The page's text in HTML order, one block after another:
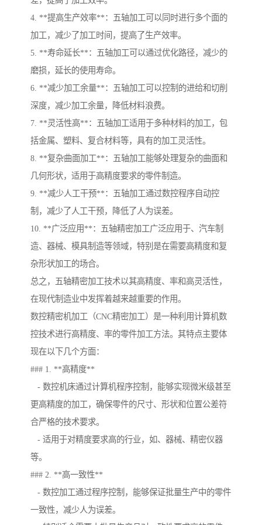
4. **提高生产效率**：五轴加工可以同时进行多个面的
加工，减少了加工时间，提高了生产效率。
5. **寿命延长**：五轴加工可以通过优化路径，减少的
磨损，延长的使用寿命。
6. **减少加工余量**：五轴加工可以控制的进给和切削
深度，减少加工余量，降低材料浪费。
7. **灵活性高**：五轴加工适用于多种材料的加工，包
括金属、塑料、复合材料等，具有的加工灵活性。
8. **复杂曲面加工**：五轴加工能够处理复杂的曲面和
几何形状，适用于高精度要求的零件制造。
9. **减少人工干预**：五轴加工通过数控程序自动控
制，减少了人工干预，降低了人为误差。
10. **广泛应用**：五轴精密加工广泛应用于、汽车制
造、器械、模具制造等领域，特别是在需要高精度和复
杂形状加工的场合。
总之，五轴精密加工技术以其高精度、率和高灵活性，
在现代制造业中发挥着越来越重要的作用。
数控精密机加工（CNC精密加工）是一种利用计算机数
控技术进行高精度、率的零件加工方法。其特点主要体
现在以下几个方面：
### 1. **高精度**
- 数控机床通过计算机程序控制，能够实现微米级甚至
更高精度的加工，确保零件的尺寸、形状和位置公差符
合严格的技术要求。
- 适用于对精度要求高的行业，如、器械、精密仪器
等。
### 2. **高一致性**
- 数控加工通过程序控制，能够保证批量生产中的零件
一致性，减少人为误差。